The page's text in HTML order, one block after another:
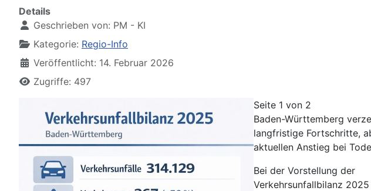
Details
Geschrieben von: PM - KI
Kategorie: Regio-Info
Veröffentlicht: 14. Februar 2026
Zugriffe: 497
Seite 1 von 2
Baden-Württemberg
langfristige Fortschritte,
aktuellen Anstieg bei
Bei der Vorstellung der
Verkehrsunfallbilanz